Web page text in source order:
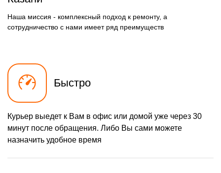
Наша миссия - комплексный подход к ремонту, а
сотрудничество с нами имеет ряд преимуществ
Быстро
Курьер выедет к Вам в офис или домой уже через 30
минут после обращения. Либо Вы сами можете
назначить удобное время